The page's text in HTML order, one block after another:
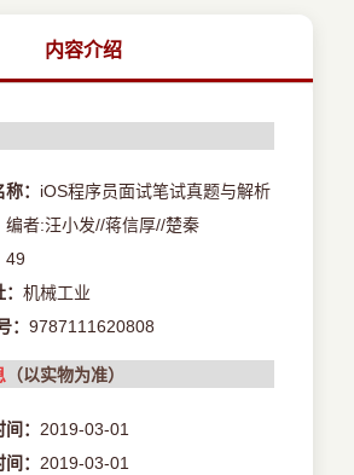
内容介绍
： iOS程序员面试笔试真题与解析
编者:汪小发//蒋信厚//楚秦
49
：机械工业
：9787111620808
（以实物为准）
间：2019-03-01
间：2019-03-01